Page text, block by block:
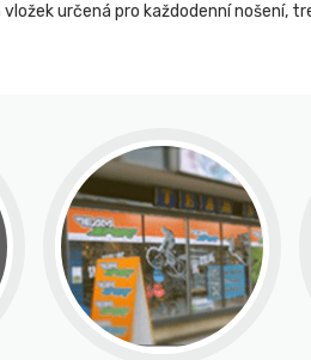
určená pro každodenní nošení,